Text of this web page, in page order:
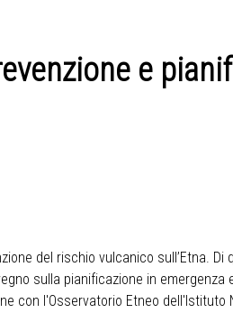
e
del rischio vulcanico sull’Etna.
sulla pianificazione in
con l'Osservatorio Etneo